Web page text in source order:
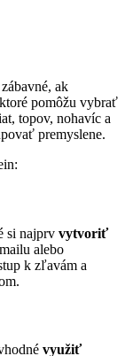
ak
pomôžu vybrať
topov, nohavíc a
premyslene.
si najprv vytvoriť
alebo
k zľavám a
využiť